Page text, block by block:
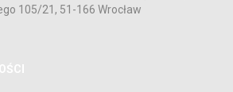
105/21, 51-166 Wrocław